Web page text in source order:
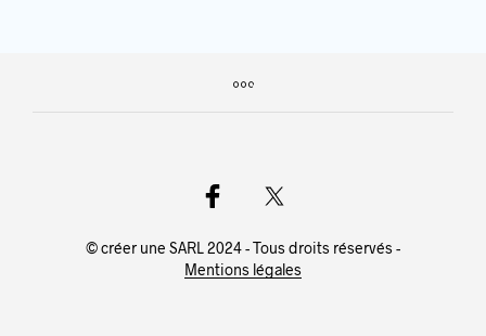
© créer une SARL 2024 - Tous droits réservés -
Mentions légales